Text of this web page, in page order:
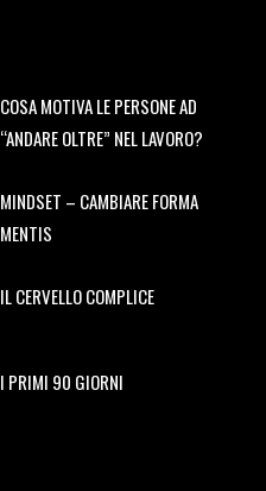
COSA MOTIVA LE PERSONE AD
“ANDARE OLTRE” NEL LAVORO?
MINDSET – CAMBIARE FORMA
MENTIS
IL CERVELLO COMPLICE
I PRIMI 90 GIORNI